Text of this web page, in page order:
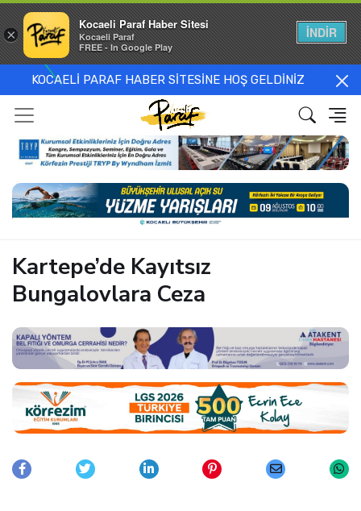
KOCAELİ PARAF HABER SİTESİNE HOŞ GELDİNİZ
Kartepe’de Kayıtsız
Bungalovlara Ceza
×
Kocaeli Paraf Haber Sitesi
Kocaeli Paraf
FREE - In Google Play
İNDİR